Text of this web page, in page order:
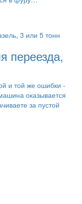
переезда,
и той же ошибки -
оказывается
за пустой